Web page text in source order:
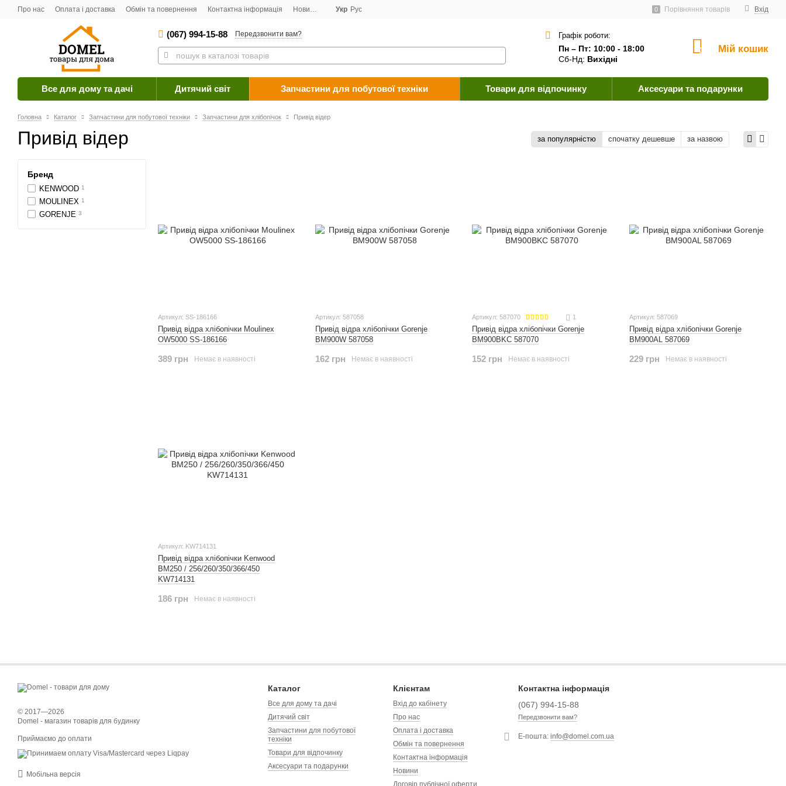
Про нас Оплата і доставка Обмін та повернення Контактна інформація Новини Договір публічної оферти Як оплатити? Вхід
0 Порівняння товарів
Укр Рус
(067) 994-15-88 Передзвонити вам? Графік роботи:
Пн – Пт: 10:00 - 18:00
Сб-Нд: Вихідні
0 Мій кошик
Все для дому та дачі Дитячий світ Запчастини для побутової техніки Товари для відпочинку Аксесуари та подарунки
Головна Каталог Запчастини для побутової техніки Запчастини для хлібопічок Привід відер
Привід відер за популярністю спочатку дешевше за назвою
Артикул: SS-186166
Привід відра хлібопічки Moulinex
OW5000 SS-186166
389 грн Немає в наявності
Артикул: 587058
Привід відра хлібопічки Gorenje
BM900W 587058
162 грн Немає в наявності
Артикул: 587070 1
Привід відра хлібопічки Gorenje
BM900BKC 587070
152 грн Немає в наявності
Артикул: 587069
Привід відра хлібопічки Gorenje
BM900AL 587069
229 грн Немає в наявності
Артикул: KW714131
Привід відра хлібопічки Kenwood
BM250 / 256/260/350/366/450
KW714131
186 грн Немає в наявності
Бренд
KENWOOD 1
MOULINEX 1
GORENJE 3
© 2017—2026
Domel - магазин товарів для будинку
Приймаємо до оплати
Мобільна версія
Каталог
Все для дому та дачі
Дитячий світ
Запчастини для побутової
техніки
Товари для відпочинку
Аксесуари та подарунки
Клієнтам
Вхід до кабінету
Про нас
Оплата і доставка
Обмін та повернення
Контактна інформація
Новини
Договір публічної оферти
Контактна інформація
(067) 994-15-88
Передзвонити вам?
Е-пошта:info@domel.com.ua